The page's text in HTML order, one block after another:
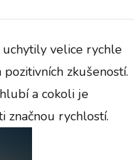
velice rychle
zkušeností.
a cokoli je
značnou rychlostí.